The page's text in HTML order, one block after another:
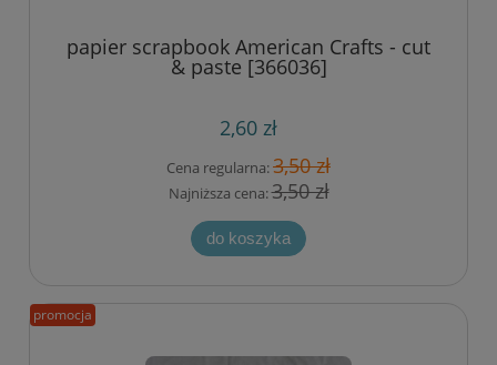
papier scrapbook American Crafts - cut
& paste [366036]
2,60 zł
Cena regularna:3,50 zł
Najniższa cena:3,50 zł
do koszyka
promocja